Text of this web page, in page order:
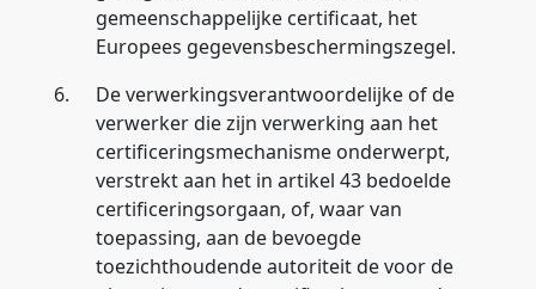
gemeenschappelijke certificaat, het
Europees gegevensbeschermingszegel.
6.
De verwerkingsverantwoordelijke of de
verwerker die zijn verwerking aan het
certificeringsmechanisme onderwerpt,
verstrekt aan het in artikel 43 bedoelde
certificeringsorgaan, of, waar van
toepassing, aan de bevoegde
toezichthoudende autoriteit de voor de